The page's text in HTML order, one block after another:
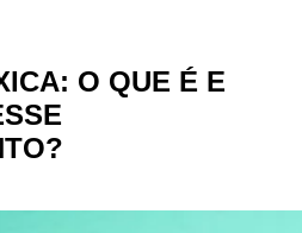
O QUE É E